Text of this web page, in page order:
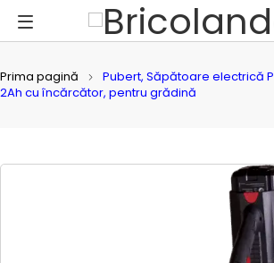
Prima pagină
Pubert, Săpătoare electrică
2Ah cu încărcător, pentru grădină